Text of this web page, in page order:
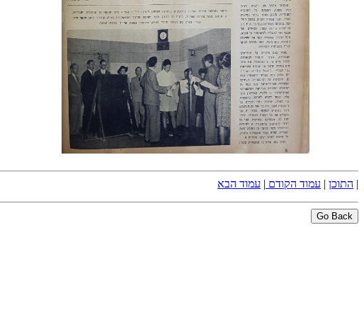
| התוכן | עמוד הקודם | עמוד הבא
Go Back